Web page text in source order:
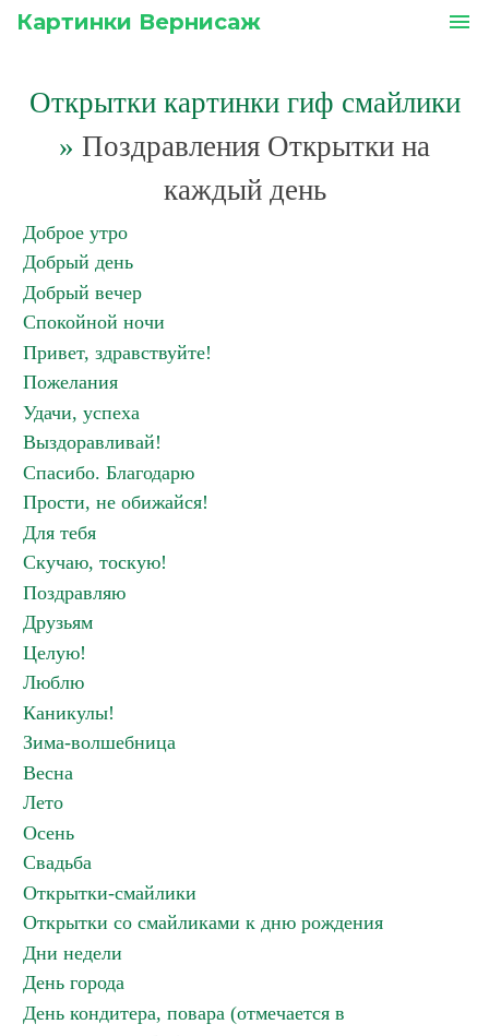
Картинки Вернисаж menu
Открытки картинки гиф смайлики
» Поздравления Открытки на
каждый день
Доброе утро
Добрый день
Добрый вечер
Спокойной ночи
Привет, здравствуйте!
Пожелания
Удачи, успеха
Выздоравливай!
Спасибо. Благодарю
Прости, не обижайся!
Для тебя
Скучаю, тоскую!
Поздравляю
Друзьям
Целую!
Люблю
Каникулы!
Зима-волшебница
Весна
Лето
Осень
Свадьба
Открытки-смайлики
Открытки со смайликами к дню рождения
Дни недели
День города
День кондитера, повара (отмечается в